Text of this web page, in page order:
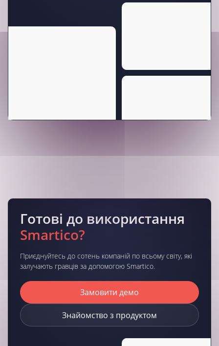
Готові до використання
Smartico?
Приєднуйтесь до сотень компаній по всьому світу, які
залучають гравців за допомогою Smartico.
Замовити демо
Знайомство з продуктом